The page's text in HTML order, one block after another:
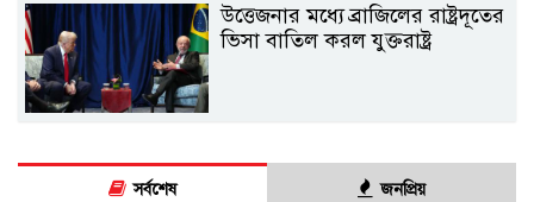
উত্তেজনার মধ্যে ব্রাজিলের রাষ্ট্রদূতের
ভিসা বাতিল করল যুক্তরাষ্ট্র
সর্বশেষ জনপ্রিয়